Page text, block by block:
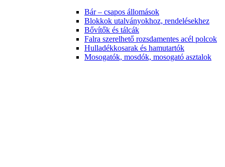
Bár – csapos állomások
Blokkok utalványokhoz, rendelésekhez
Bővítők és tálcák
Falra szerelhető rozsdamentes acél polcok
Hulladékkosarak és hamutartók
Mosogatók, mosdók, mosogató asztalok